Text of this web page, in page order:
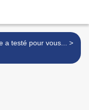
Liline a testé pour vous... >